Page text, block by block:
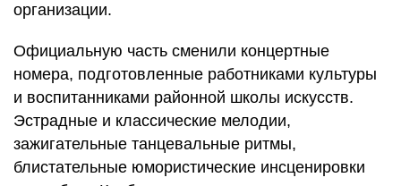
организации.
Официальную часть сменили концертные
номера, подготовленные работниками культуры
и воспитанниками районной школы искусств.
Эстрадные и классические мелодии,
зажигательные танцевальные ритмы,
блистательные юмористические инсценировки